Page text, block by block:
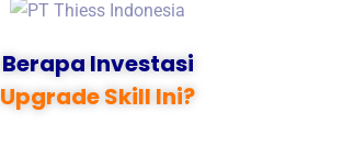
Berapa Investasi
Upgrade Skill Ini?